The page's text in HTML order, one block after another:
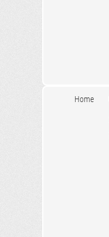
Home